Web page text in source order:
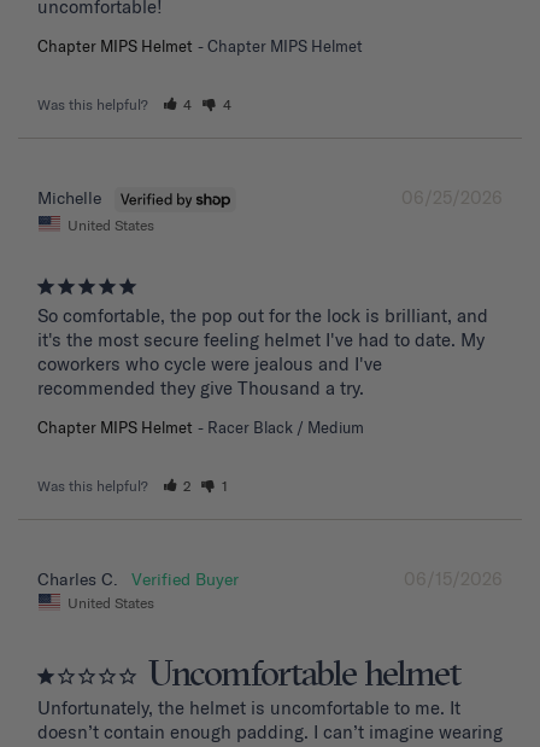
uncomfortable!
Chapter MIPS Helmet Chapter MIPS Helmet
Was this helpful? 4 4
06/25/2026
Michelle
United States
So comfortable, the pop out for the lock is brilliant, and
it's the most secure feeling helmet I've had to date. My
coworkers who cycle were jealous and I've
recommended they give Thousand a try.
Chapter MIPS Helmet Racer Black / Medium
Was this helpful? 2 1
06/15/2026
Charles C.
United States
Uncomfortable helmet
Unfortunately, the helmet is uncomfortable to me. It
doesn’t contain enough padding. I can’t imagine wearing